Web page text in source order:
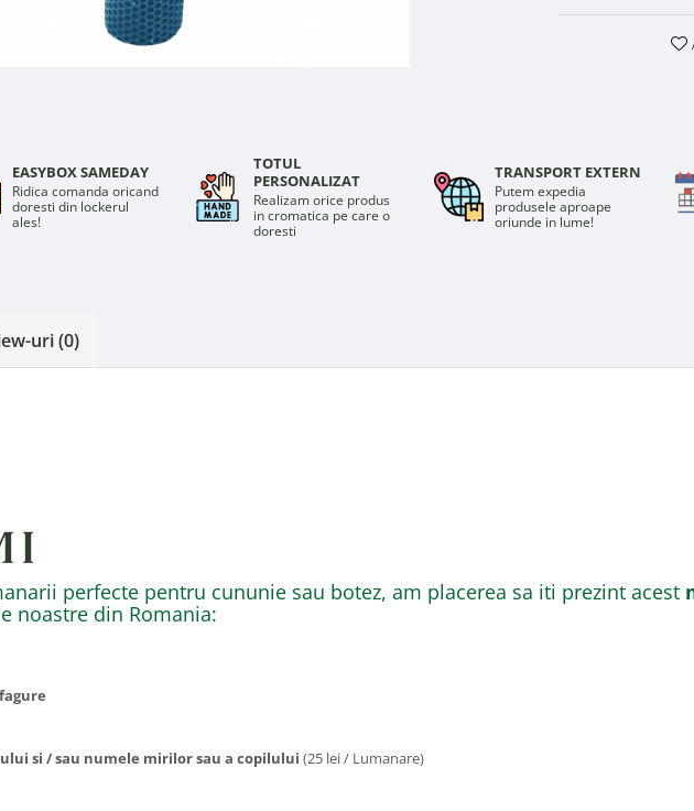
EASYBOX SAMEDAY
Ridica comanda oricand
doresti din lockerul
ales!
TOTUL
PERSONALIZAT
Realizam orice produs
in cromatica pe care o
doresti
TRANSPORT EXTERN
Putem expedia
produsele aproape
oriunde in lume!
uri(0)
perfecte pentru cununie sau botez, am placerea sa iti prezint acest
noastre din Romania:
si / sau numele mirilor sau a copilului (25 lei / Lumanare)